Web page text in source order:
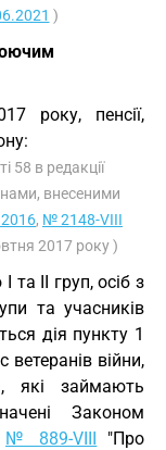
)
року, пенсії,
58 в редакції
внесеними
, № 2148-VIII
2017 року )
та II груп, осіб з
та учасників
дія пункту 1
ветеранів війни,
які займають
Законом
№ 889-VIII "Про